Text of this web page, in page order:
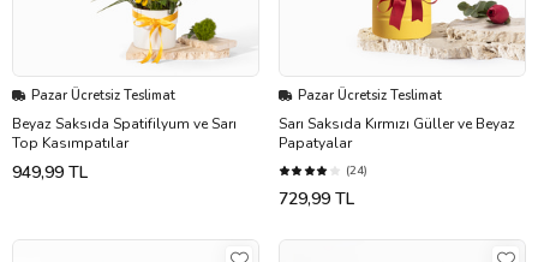
Pazar Ücretsiz Teslimat
Beyaz Saksıda Spatifilyum ve Sarı
Top Kasımpatılar
949,99 TL
Pazar Ücretsiz Teslimat
Sarı Saksıda Kırmızı Güller ve Beyaz
Papatyalar
(24)
729,99 TL